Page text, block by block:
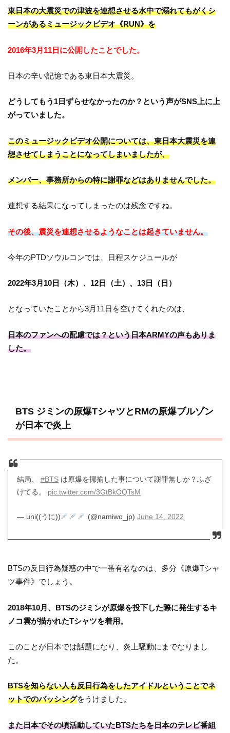
東日本の大震災での津波を連想させる水中で溺れてもがくシ
ーンがあるミュージックビデオ《RUN》を
2016年3月11日に公開したことでした。
日本の辛い記憶である東日本大震災。
どうしてもう1日ずらせなかったのか？という声がSNS上に上
がっていました。
このミュージックビデオ公開については、東日本大震災を連
想させてしまうことになってしまいましたが、
メンバー、事務所からの特に謝罪などはありませんでした。
連想する結果になってしまったのは残念ですね。
その後、震災を連想させるようなことは起きていません。
今年のPTDソウルコンでは、日程スケジュールが
2022年3月10日（木）、12日（土）、13日（日）
となっていたことから3月11日を空けてくれたのは、
日本のファンへの配慮では？という日本ARMYの声もありま
した。
BTS ジミンの原爆TシャツとRMの原爆ブルゾン
が日本で炎上
結局、 #BTSは原爆を揶揄した事について謝罪無しか？ふざ
けてる。 pic.twitter.com/3GtBkOQTsM
— uni((うに)) (@namiwo_jp)June 14, 2022
BTSの反日行為疑惑の中で一番有名なのは、多分《原爆Tシャ
ツ事件》でしょう。
2018年10月、 BTSのジミンが原爆を投下した際に発生するキ
ノコ雲が描かれたTシャツを着用。
このことが日本では話題になり、炎上騒動にまでなりまし
た。
BTSを知らない人も反日行為をしたアイドルということでネ
ットでのバッシングをうけました。
また日本でその頃活動していたBTSたちを日本のテレビ番組